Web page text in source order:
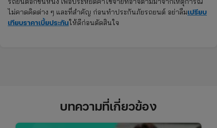
ไม่คาดคิดต่าง ๆ และที่สำคัญ ก่อนทำประกันภัยรถยนต์ อย่าลืมเปรียบ
เทียบราคาเบี้ยประกันให้ดีก่อนตัดสินใจ
บทความที่เกี่ยวข้อง